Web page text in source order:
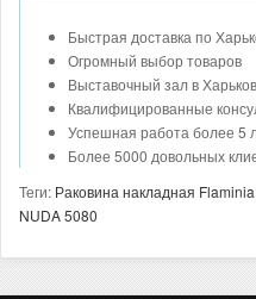
Быстрая доставка по
Огромный выбор товаров
Выставочный зал в
Квалифицированные
Успешная работа более 5
Более 5000 довольных
Теги: Раковина накладная
NUDA 5080